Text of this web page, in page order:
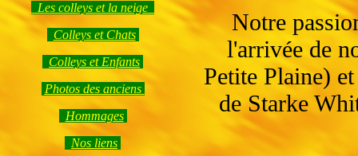
Les colleys et la neige
Colleys et Chats
Colleys et Enfants
Photos des anciens
Hommages
Nos liens
Notre
l'arrivée de
Petite Plaine)
de Starke